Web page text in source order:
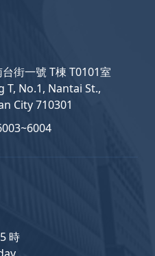
街一號 T棟 T0101室
T, No.1, Nantai St.,
City 710301
時